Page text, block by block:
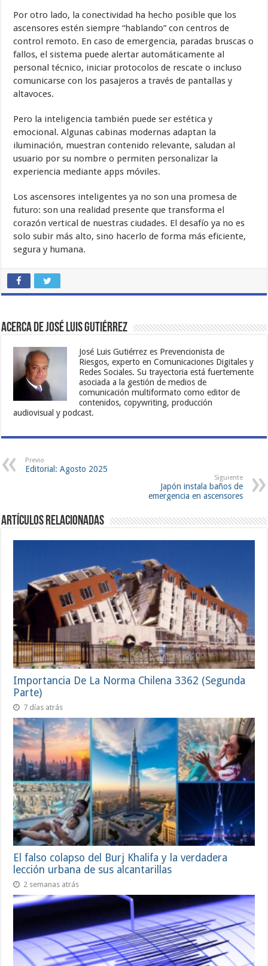
Por otro lado, la conectividad ha hecho posible que los
ascensores estén siempre “hablando” con centros de
control remoto. En caso de emergencia, paradas bruscas o
fallos, el sistema puede alertar automáticamente al
personal técnico, iniciar protocolos de rescate o incluso
comunicarse con los pasajeros a través de pantallas y
altavoces.
Pero la inteligencia también puede ser estética y
emocional. Algunas cabinas modernas adaptan la
iluminación, muestran contenido relevante, saludan al
usuario por su nombre o permiten personalizar la
experiencia mediante apps móviles.
Los ascensores inteligentes ya no son una promesa de
futuro: son una realidad presente que transforma el
corazón vertical de nuestras ciudades. El desafío ya no es
solo subir más alto, sino hacerlo de forma más eficiente,
segura y humana.
Acerca de José Luis Gutiérrez
José Luis Gutiérrez es Prevencionista de
Riesgos, experto en Comunicaciones Digitales y
Redes Sociales. Su trayectoria está fuertemente
asociada a la gestión de medios de
comunicación multiformato como editor de
contenidos, copywriting, producción
audiovisual y podcast.
Previo
Editorial: Agosto 2025
Siguiente
Japón instala baños de
emergencia en ascensores
Artículos Relacionadas
Importancia De La Norma Chilena 3362 (Segunda
Parte)
7 días atrás
El falso colapso del Burj Khalifa y la verdadera
lección urbana de sus alcantarillas
2 semanas atrás